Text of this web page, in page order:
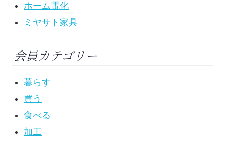
ホーム電化
ミヤサト家具
会員カテゴリー
暮らす
買う
食べる
加工